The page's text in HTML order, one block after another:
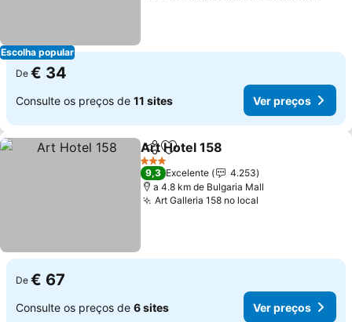
Escolha popular
De € 34
Consulte os preços de 11 sites Ver preços
PartilharAdicionar aos favoritos
Art Hotel 158
3 Estrelas
9,3 Excelente
4.253
a 4.8 km de Bulgaria Mall
Art Galleria 158 no local
De € 67
Consulte os preços de 6 sites Ver preços